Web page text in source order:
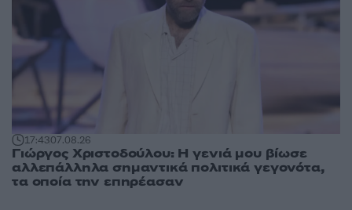
17:4307.08.26
Γιώργος Χριστοδούλου: Η γενιά μου βίωσε
αλλεπάλληλα σημαντικά πολιτικά γεγονότα,
τα οποία την επηρέασαν